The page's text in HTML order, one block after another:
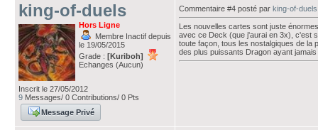
king-of-duels
Hors Ligne
Membre Inactif depuis
le 19/05/2015
Grade : [Kuriboh]
Echanges (Aucun)
Inscrit le 27/05/2012
9 Messages/ 0 Contributions/ 0 Pts
Message Privé
Commentaire #4 posté par king-of-duels
Les nouvelles cartes sont juste
avec ce Deck (que j'aurai en 3x), c'est
toute façon, tous les nostalgiques de la
des plus puissants Dragon ayant